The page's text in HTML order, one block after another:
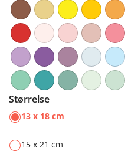
Størrelse
13 x 18 cm
15 x 21 cm